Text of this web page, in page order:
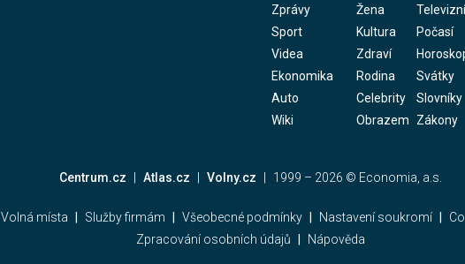
Zprávy
Sport
Videa
Ekonomika
Auto
Wiki
Žena
Kultura
Zdraví
Rodina
Celebrity
Obrazem
Počasí
Svátky
Slovníky
Zákony
Centrum.cz Atlas.cz Volny.cz 1999 – 2026 © Economia, a.s.
Volná místa Služby firmám Všeobecné podmínky Nastavení soukromí
Zpracování osobních údajů
Nápověda